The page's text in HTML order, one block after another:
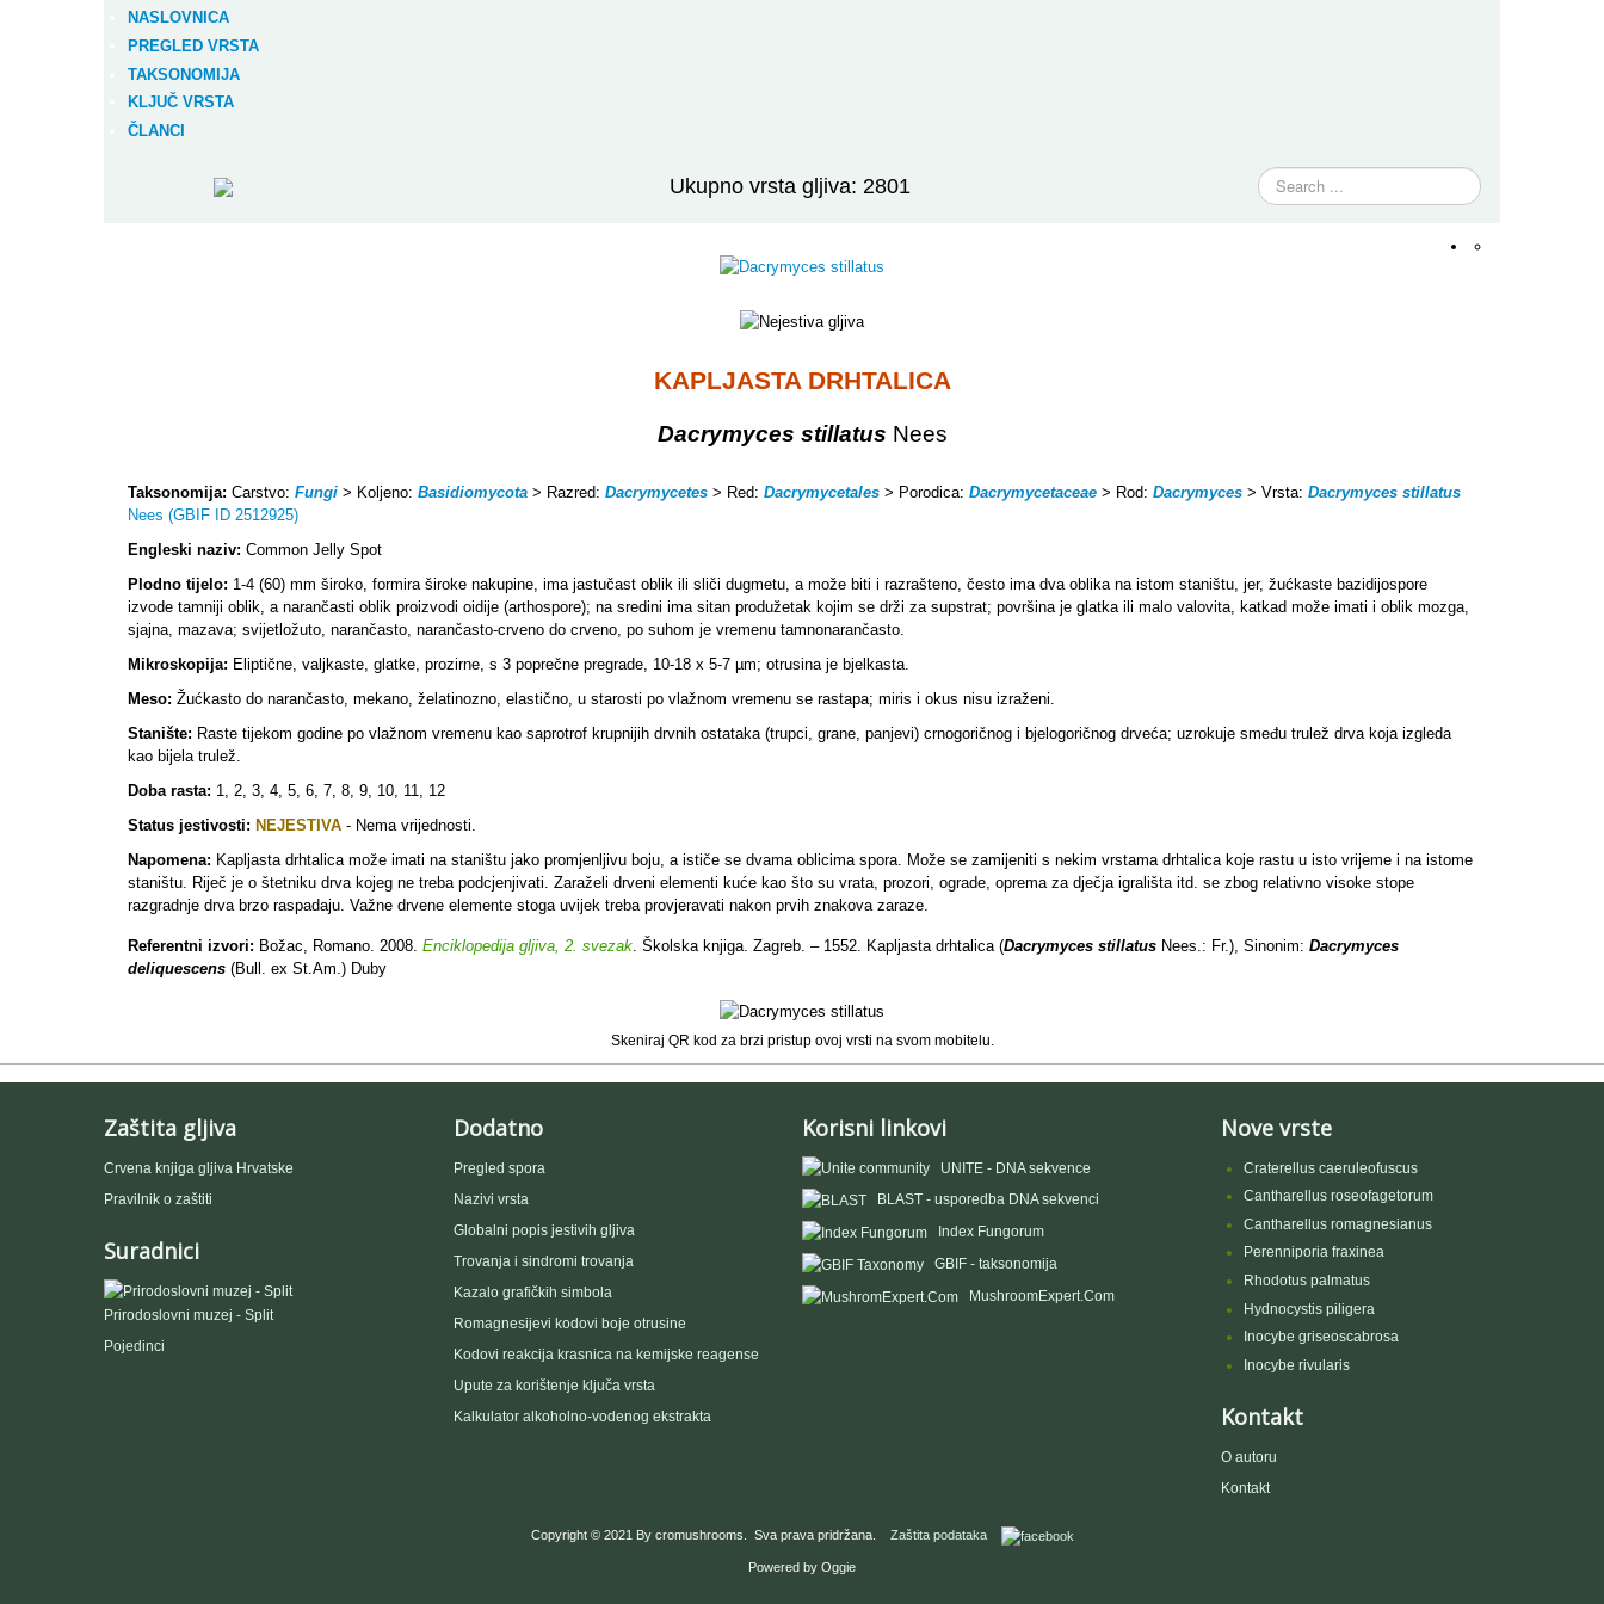
NASLOVNICA
PREGLED VRSTA
TAKSONOMIJA
KLJUČ VRSTA
ČLANCI
Ukupno vrsta gljiva: 2801 Traži
KAPLJASTA DRHTALICA
Dacrymyces stillatus Nees
Taksonomija: Carstvo: Fungi > Koljeno: Basidiomycota > Razred: Dacrymycetes > Red: Dacrymycetales > Porodica: Dacrymycetaceae > Rod: Dacrymyces > Vrsta: Dacrymyces stillatus
Nees (GBIF ID 2512925)
Engleski naziv: Common Jelly Spot
Plodno tijelo: 1-4 (60) mm široko, formira široke nakupine, ima jastučast oblik ili sliči dugmetu, a može biti i razrašteno, često ima dva oblika na istom staništu, jer, žućkaste bazidijospore
izvode tamniji oblik, a narančasti oblik proizvodi oidije (arthospore); na sredini ima sitan produžetak kojim se drži za supstrat; površina je glatka ili malo valovita, katkad može imati i oblik mozga,
sjajna, mazava; svijetložuto, narančasto, narančasto-crveno do crveno, po suhom je vremenu tamnonarančasto.
Mikroskopija: Eliptične, valjkaste, glatke, prozirne, s 3 poprečne pregrade, 10-18 x 5-7 µm; otrusina je bjelkasta.
Meso: Žućkasto do narančasto, mekano, želatinozno, elastično, u starosti po vlažnom vremenu se rastapa; miris i okus nisu izraženi.
Stanište: Raste tijekom godine po vlažnom vremenu kao saprotrof krupnijih drvnih ostataka (trupci, grane, panjevi) crnogoričnog i bjelogoričnog drveća; uzrokuje smeđu trulež drva koja izgleda
kao bijela trulež.
Doba rasta: 1, 2, 3, 4, 5, 6, 7, 8, 9, 10, 11, 12
Status jestivosti: NEJESTIVA - Nema vrijednosti.
Napomena: Kapljasta drhtalica može imati na staništu jako promjenljivu boju, a ističe se dvama oblicima spora. Može se zamijeniti s nekim vrstama drhtalica koje rastu u isto vrijeme i na istome
staništu. Riječ je o štetniku drva kojeg ne treba podcjenjivati. Zaraželi drveni elementi kuće kao što su vrata, prozori, ograde, oprema za dječja igrališta itd. se zbog relativno visoke stope
razgradnje drva brzo raspadaju. Važne drvene elemente stoga uvijek treba provjeravati nakon prvih znakova zaraze.
Referentni izvori: Božac, Romano. 2008. Enciklopedija gljiva, 2. svezak. Školska knjiga. Zagreb. – 1552. Kapljasta drhtalica (Dacrymyces stillatus Nees.: Fr.), Sinonim: Dacrymyces
deliquescens (Bull. ex St.Am.) Duby
Skeniraj QR kod za brzi pristup ovoj vrsti na svom mobitelu.
Zaštita gljiva
Crvena knjiga gljiva Hrvatske
Pravilnik o zaštiti
Suradnici
Prirodoslovni muzej - Split
Pojedinci
Dodatno
Pregled spora
Nazivi vrsta
Globalni popis jestivih gljiva
Trovanja i sindromi trovanja
Kazalo grafičkih simbola
Romagnesijevi kodovi boje otrusine
Kodovi reakcija krasnica na kemijske reagense
Upute za korištenje ključa vrsta
Kalkulator alkoholno-vodenog ekstrakta
Korisni linkovi
UNITE - DNA sekvence
BLAST - usporedba DNA sekvenci
Index Fungorum
GBIF - taksonomija
MushroomExpert.Com
Nove vrste
Craterellus caeruleofuscus
Cantharellus roseofagetorum
Cantharellus romagnesianus
Perenniporia fraxinea
Rhodotus palmatus
Hydnocystis piligera
Inocybe griseoscabrosa
Inocybe rivularis
Kontakt
O autoru
Kontakt
Copyright © 2021 By cromushrooms. Sva prava pridržana. Zaštita podataka
Powered by Oggie